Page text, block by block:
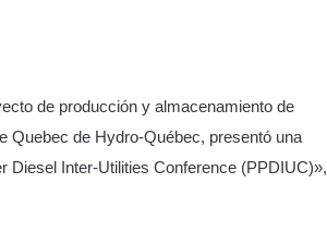
de producción y almacenamiento de
Quebec de Hydro-Québec, presentó una
Diesel Inter-Utilities Conference (PPDIUC)»,